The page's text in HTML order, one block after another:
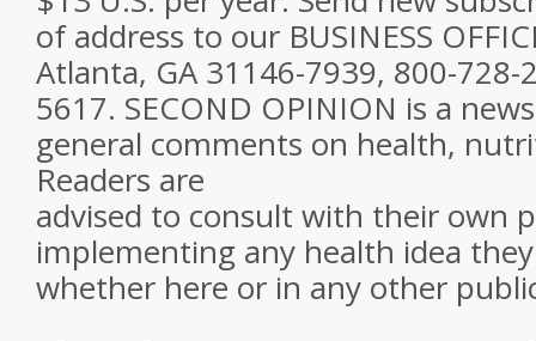
of address to our BUSINESS
Atlanta, GA 31146-7939, 800-728-
5617. SECOND OPINION is a
general comments on health,
Readers are
advised to consult with their own
implementing any health idea
whether here or in any other